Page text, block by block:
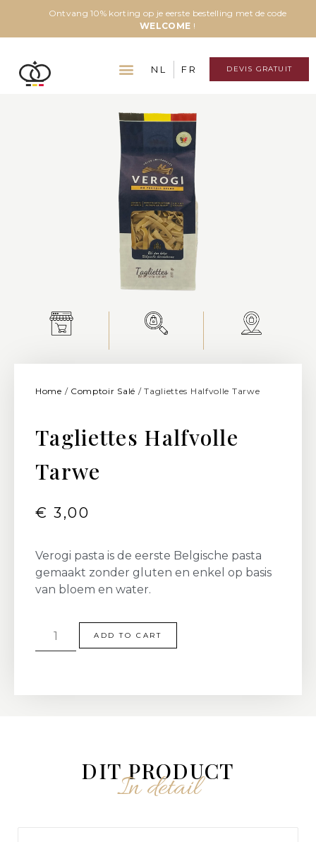
Ontvang 10% korting op je eerste bestelling met de code
WELCOME !
NL FR DEVIS GRATUIT
Home / Comptoir Salé / Tagliettes Halfvolle Tarwe
Tagliettes Halfvolle
Tarwe
€ 3,00
Verogi pasta is de eerste Belgische pasta
gemaakt zonder gluten en enkel op basis
van bloem en water.
ADD TO CART
DIT PRODUCT
In detail